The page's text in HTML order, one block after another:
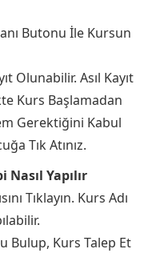
Butonu İle Kursun
Olunabilir. Asıl Kayıt
Kurs Başlamadan
Gerektiğini Kabul
Tık Atınız.
Nasıl Yapılır
Tıklayın. Kurs Adı
Bulup, Kurs Talep Et